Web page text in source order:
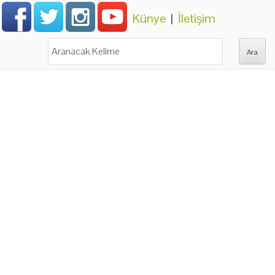
Künye | İletişim